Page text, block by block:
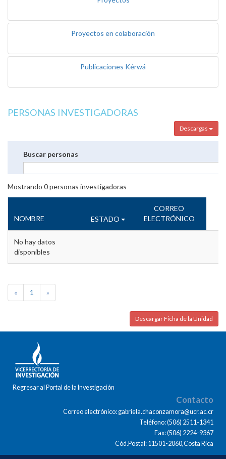
Proyectos en colaboración
Publicaciones Kérwá
PERSONAS INVESTIGADORAS
Descargas
Buscar personas
Mostrando 0personas investigadoras
NOMBRE ESTADO
CORREO
ELECTRÓNICO
No hay datos
disponibles
« 1 »
Descargar Ficha de la Unidad
Regresar al Portal de la Investigación
Contacto
Correo electrónico: gabriela.chaconzamora@ucr.ac.cr
Teléfono: (506) 2511-1341
Fax: (506) 2224-9367
Cód.Postal: 11501-2060,Costa Rica